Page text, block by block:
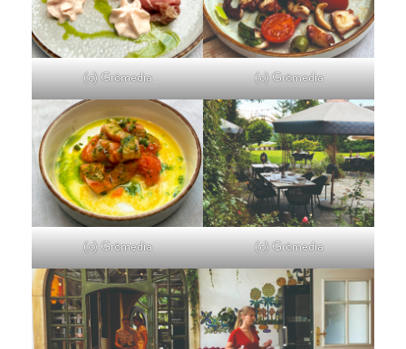
(c) Grömedia (c) Grömedia
(c) Grömedia (c) Grömedia